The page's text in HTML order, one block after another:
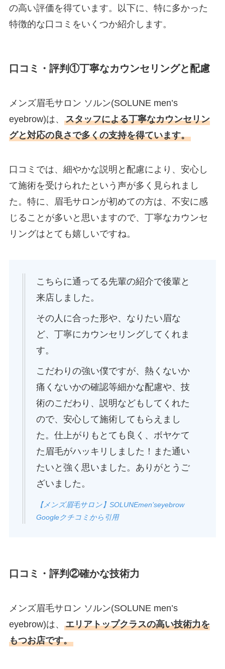
の高い評価を得ています。以下に、特に多かった
特徴的な口コミをいくつか紹介します。
口コミ・評判①丁寧なカウンセリングと配慮
メンズ眉毛サロン ソルン(SOLUNE men’s
eyebrow)は、 スタッフによる丁寧なカウンセリン
グと対応の良さで多くの支持を得ています。
口コミでは、細やかな説明と配慮により、安心し
て施術を受けられたという声が多く見られまし
た。特に、眉毛サロンが初めての方は、不安に感
じることが多いと思いますので、丁寧なカウンセ
リングはとても嬉しいですね。
こちらに通ってる先輩の紹介で後輩と
来店しました。
その人に合った形や、なりたい眉な
ど、丁寧にカウンセリングしてくれま
す。
こだわりの強い僕ですが、熱くないか
痛くないかの確認等細かな配慮や、技
術のこだわり、説明などもしてくれた
ので、安心して施術してもらえまし
た。仕上がりもとても良く、ボヤケて
た眉毛がハッキリしました！また通い
たいと強く思いました。ありがとうご
ざいました。
【メンズ眉毛サロン】SOLUNEmen’seyebrow
Googleクチコミから引用
口コミ・評判②確かな技術力
メンズ眉毛サロン ソルン(SOLUNE men’s
eyebrow)は、 エリアトップクラスの高い技術力を
もつお店です。